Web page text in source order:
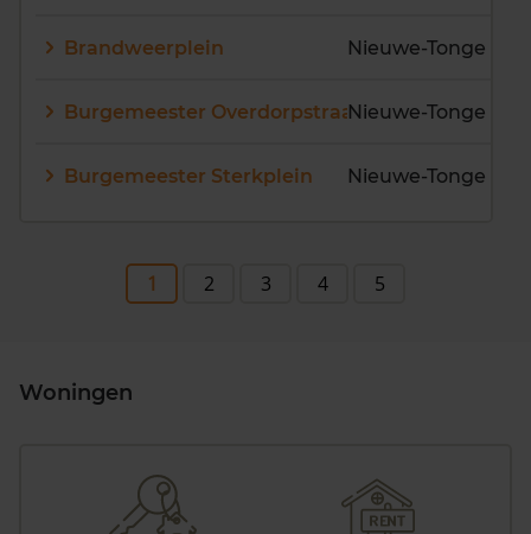
Brandweerplein Nieuwe-Tonge
Burgemeester OverdorpstraatNieuwe-Tonge
Burgemeester Sterkplein Nieuwe-Tonge
1 2 3 4 5
Woningen